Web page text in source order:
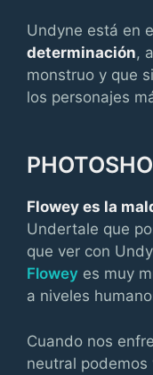
Undyne está en
determinación,
monstruo y que
los personajes
Flowey es la
Undertale que
que ver con
Flowey es muy
a niveles
Cuando nos
neutral